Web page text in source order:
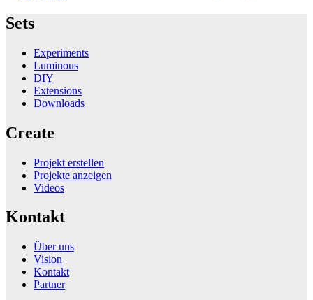
Sets
Experiments
Luminous
DIY
Extensions
Downloads
Create
Projekt erstellen
Projekte anzeigen
Videos
Kontakt
Über uns
Vision
Kontakt
Partner